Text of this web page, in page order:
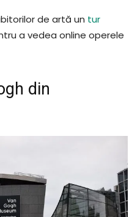
de artă un tur
a vedea online operele
din